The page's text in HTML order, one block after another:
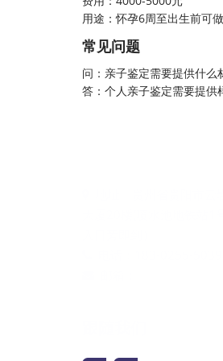
用途：怀孕6周至出生前可
常见问题
问：亲子鉴定需要提供什么
答：个人亲子鉴定需要提供